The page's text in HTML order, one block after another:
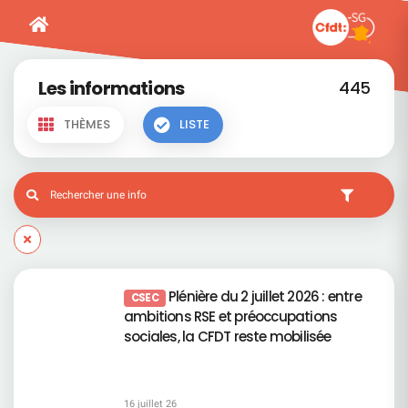
Les informations 445
THÈMES LISTE
CSEC Plénière du 2 juillet 2026 : entre
ambitions RSE et préoccupations
sociales, la CFDT reste mobilisée
16 juillet 26